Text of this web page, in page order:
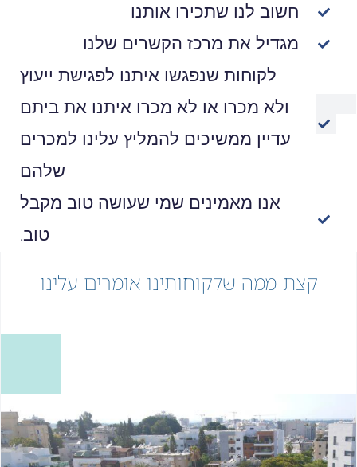
חשוב לנו שתכירו אותנו
מגדיל את מרכז הקשרים שלנו
לקוחות שנפגשו איתנו לפגישת ייעוץ
ולא מכרו או לא מכרו איתנו את ביתם
עדיין ממשיכים להמליץ עלינו למכרים
שלהם
אנו מאמינים שמי שעושה טוב מקבל
טוב.
קצת ממה שלקוחותינו אומרים עלינו